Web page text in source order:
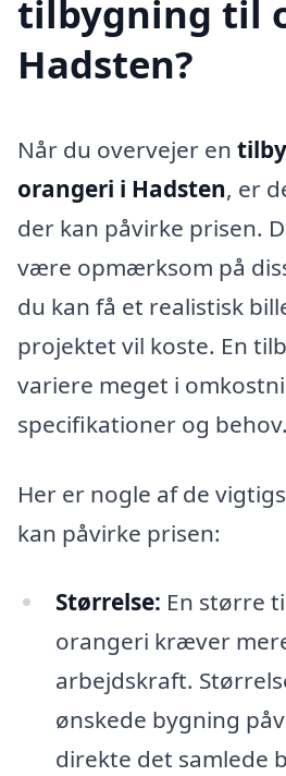
tilbygning til
Hadsten?
Når du overvejer en
orangeri i Hadsten, er
der kan påvirke prisen.
være opmærksom på
du kan få et realistisk
projektet vil koste. En
variere meget i
specifikationer og behov.
Her er nogle af de
kan påvirke prisen:
Størrelse: En større
orangeri kræver
arbejdskraft.
ønskede bygning
direkte det samlede